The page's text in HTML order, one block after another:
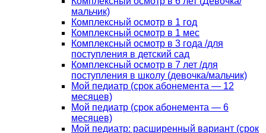
мальчик)
Комплексный осмотр в 1 год
Комплексный осмотр в 1 мес
Комплексный осмотр в 3 года /для
поступления в детский сад
Комплексный осмотр в 7 лет /для
поступления в школу (девочка/мальчик)
Мой педиатр (срок абонемента — 12
месяцев)
Мой педиатр (срок абонемента — 6
месяцев)
Мой педиатр: расширенный вариант (срок